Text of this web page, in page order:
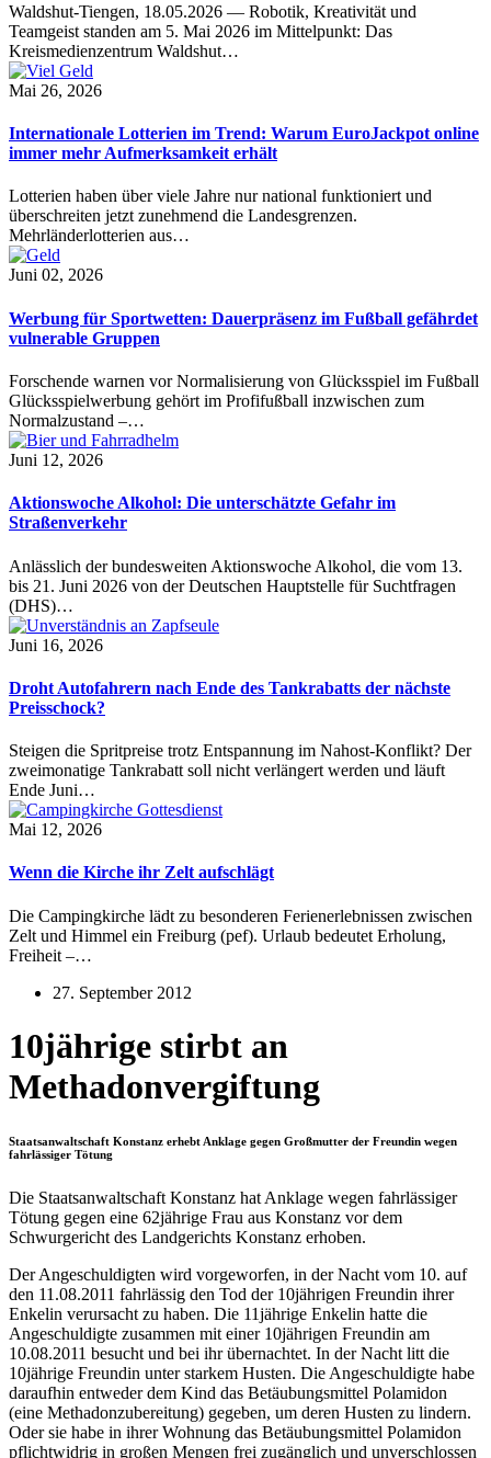
Waldshut-Tiengen, 18.05.2026 — Robotik, Kreativität und
Teamgeist standen am 5. Mai 2026 im Mittelpunkt: Das
Kreismedienzentrum Waldshut…
Mai 26, 2026
Internationale Lotterien im Trend: Warum EuroJackpot online
immer mehr Aufmerksamkeit erhält
Lotterien haben über viele Jahre nur national funktioniert und
überschreiten jetzt zunehmend die Landesgrenzen.
Mehrländerlotterien aus…
Juni 02, 2026
Werbung für Sportwetten: Dauerpräsenz im Fußball gefährdet
vulnerable Gruppen
Forschende warnen vor Normalisierung von Glücksspiel im Fußball
Glücksspielwerbung gehört im Profifußball inzwischen zum
Normalzustand –…
Juni 12, 2026
Aktionswoche Alkohol: Die unterschätzte Gefahr im
Straßenverkehr
Anlässlich der bundesweiten Aktionswoche Alkohol, die vom 13.
bis 21. Juni 2026 von der Deutschen Hauptstelle für Suchtfragen
(DHS)…
Juni 16, 2026
Droht Autofahrern nach Ende des Tankrabatts der nächste
Preisschock?
Steigen die Spritpreise trotz Entspannung im Nahost-Konflikt? Der
zweimonatige Tankrabatt soll nicht verlängert werden und läuft
Ende Juni…
Mai 12, 2026
Wenn die Kirche ihr Zelt aufschlägt
Die Campingkirche lädt zu besonderen Ferienerlebnissen zwischen
Zelt und Himmel ein Freiburg (pef). Urlaub bedeutet Erholung,
Freiheit –…
27. September 2012
10jährige stirbt an
Methadonvergiftung
Staatsanwaltschaft Konstanz erhebt Anklage gegen Großmutter der Freundin wegen
fahrlässiger Tötung
Die Staatsanwaltschaft Konstanz hat Anklage wegen fahrlässiger
Tötung gegen eine 62jährige Frau aus Konstanz vor dem
Schwurgericht des Landgerichts Konstanz erhoben.
Der Angeschuldigten wird vorgeworfen, in der Nacht vom 10. auf
den 11.08.2011 fahrlässig den Tod der 10jährigen Freundin ihrer
Enkelin verursacht zu haben. Die 11jährige Enkelin hatte die
Angeschuldigte zusammen mit einer 10jährigen Freundin am
10.08.2011 besucht und bei ihr übernachtet. In der Nacht litt die
10jährige Freundin unter starkem Husten. Die Angeschuldigte habe
daraufhin entweder dem Kind das Betäubungsmittel Polamidon
(eine Methadonzubereitung) gegeben, um deren Husten zu lindern.
Oder sie habe in ihrer Wohnung das Betäubungsmittel Polamidon
pflichtwidrig in großen Mengen frei zugänglich und unverschlossen